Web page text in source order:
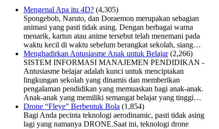
Mengenal Apa itu 4D? (4,305)
Spongebob, Naruto, dan Doraemon merupakan sebagian
animasi yang pasti tidak asing. Dengan berbagai warna
menarik, kartun atau anime tersebut telah menemani pada
waktu kecil di waktu sebelum berangkat sekolah, siang…
Menghadirkan Antusiasme Anak untuk Belajar (2,266)
SISTEM INFORMASI MANAJEMEN PENDIDIKAN -
Antusiasme belajar adalah kunci untuk menciptakan
lingkungan sekolah yang dinamis dan memberikan
pengalaman pendidikan yang memuaskan bagi anak-anak.
Anak-anak yang memiliki semangat belajar yang tinggi…
Drone “Fleye” Berbentuk Bola (1,854)
Bagi Anda pecinta teknologi aerodinamic, pasti tidak asing
lagi yang namanya DRONE.Saat ini, teknologi drone